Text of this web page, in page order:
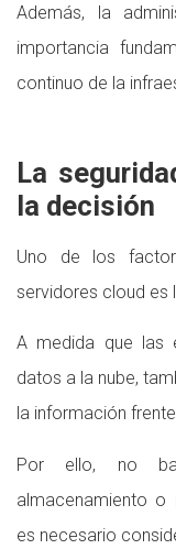
Además, la
importancia
continuo de la
La
la decisión
Uno de los
servidores cloud es
A medida que las
datos a la nube,
la información
Por ello, no
almacenamiento o
es necesario